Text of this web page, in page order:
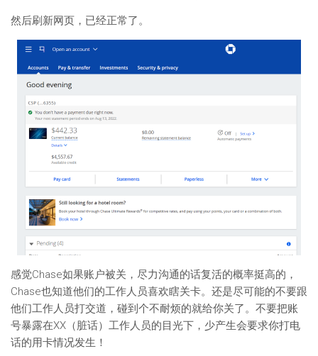
然后刷新网页，已经正常了。
感觉Chase如果账户被关，尽力沟通的话复活的概率挺高的，
Chase也知道他们的工作人员喜欢瞎关卡。还是尽可能的不要跟
他们工作人员打交道，碰到个不耐烦的就给你关了。不要把账
号暴露在XX（脏话）工作人员的目光下，少产生会要求你打电
话的用卡情况发生！